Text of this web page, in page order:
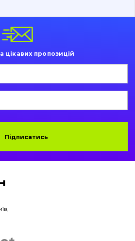
цікавих пропозицій
Підписатись